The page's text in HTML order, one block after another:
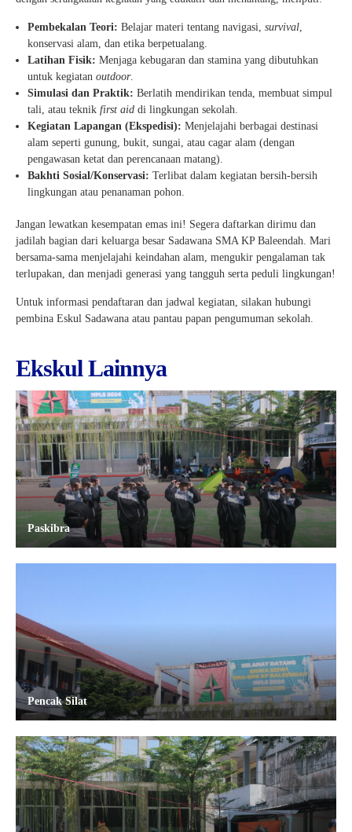
Pembekalan Teori: Belajar materi tentang navigasi, survival
konservasi alam, dan etika berpetualang.
Latihan Fisik: Menjaga kebugaran dan stamina yang dibutuhkan
untuk kegiatan outdoor.
Simulasi dan Praktik: Berlatih mendirikan tenda, membuat simpul
tali, atau teknik first aid di lingkungan sekolah.
Kegiatan Lapangan (Ekspedisi): Menjelajahi berbagai destinasi
alam seperti gunung, bukit, sungai, atau cagar alam (dengan
pengawasan ketat dan perencanaan matang).
Bakhti Sosial/Konservasi: Terlibat dalam kegiatan bersih-bersih
lingkungan atau penanaman pohon.
Jangan lewatkan kesempatan emas ini! Segera daftarkan dirimu dan
jadilah bagian dari keluarga besar Sadawana SMA KP Baleendah. Mari
bersama-sama menjelajahi keindahan alam, mengukir pengalaman tak
terlupakan, dan menjadi generasi yang tangguh serta peduli lingkungan!
Untuk informasi pendaftaran dan jadwal kegiatan, silakan hubungi
pembina Eskul Sadawana atau pantau papan pengumuman sekolah.
Ekskul Lainnya
Paskibra
Pencak Silat